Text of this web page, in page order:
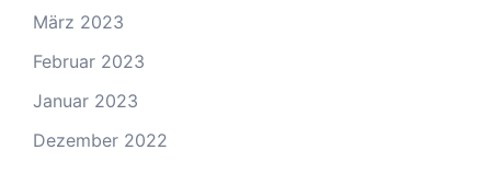
März 2023
Februar 2023
Januar 2023
Dezember 2022